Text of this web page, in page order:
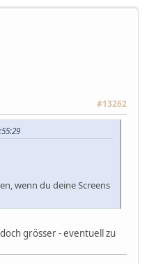
#13262
wenn du deine Screens
grösser - eventuell zu